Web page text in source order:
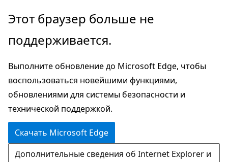
Пропустить
перейти
основному
содержимому
Переход
навигации
странице
Этот браузер больше не
поддерживается.
Выполните обновление до Microsoft Edge, чтобы
воспользоваться новейшими функциями,
обновлениями для системы безопасности и
технической поддержкой.
Скачать Microsoft Edge
Дополнительные сведения об Internet Explorer и